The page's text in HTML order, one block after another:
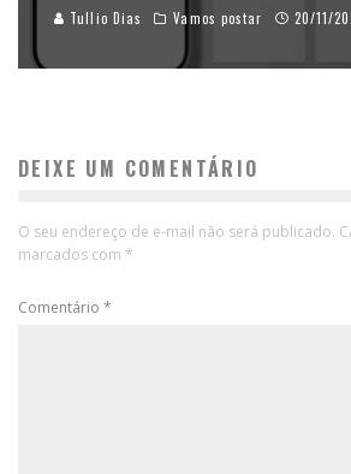
Tullio Dias Vamos postar 20/11/
DEIXE UM COMENTÁRIO
O seu endereço de e-mail não será publicado.
marcados com *
Comentário *